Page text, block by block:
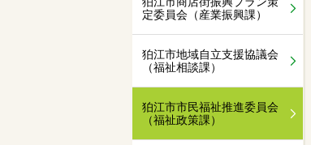
定委員会（産業振興課）
狛江市地域自立支援協議会
（福祉相談課）
狛江市市民福祉推進委員会
（福祉政策課）